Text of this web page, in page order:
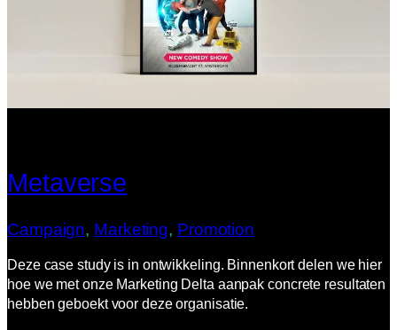
Metaverse
Campaign, Marketing, Promotion
Deze case study is in ontwikkeling. Binnenkort delen we hier
hoe we met onze Marketing Delta aanpak concrete resultaten
hebben geboekt voor deze organisatie.